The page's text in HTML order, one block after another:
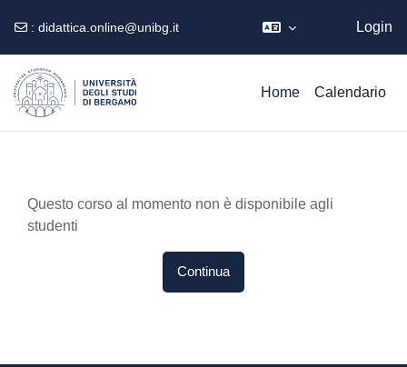
: didattica.online@unibg.it Login
Home Calendario
Questo corso al momento non è disponibile agli
studenti
Continua